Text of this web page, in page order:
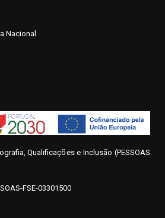
Nacional
Qualificações e Inclusão (PESSOAS
FSE-03301500